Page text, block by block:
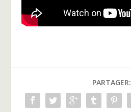
PARTAGER: